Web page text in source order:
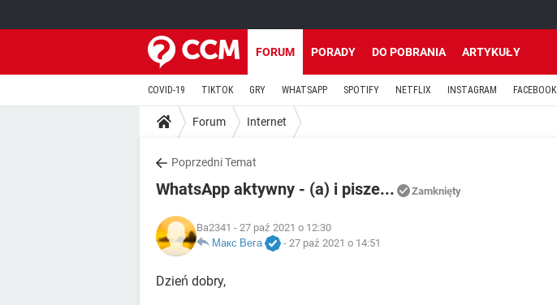
FORUM PORADY DO POBRANIA ARTYKUŁY
COVID-19 TIKTOK GRY WHATSAPP SPOTIFY NETFLIX INSTAGRAM FACEBOOK
Forum Internet
Poprzedni Temat
WhatsApp aktywny - (a) i pisze... Zamknięty
Ba2341 - 27 paź 2021 o 12:30
Макс Вега
- 27 paź 2021 o 14:51
Dzień dobry,